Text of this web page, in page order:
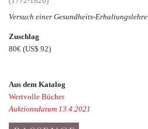
Versuch einer Gesundheits-Erhaltungslehre.
Zuschlag
80€ (US$ 92)
Aus dem Katalog
Wertvolle Bücher
Auktionsdatum 13.4.2021